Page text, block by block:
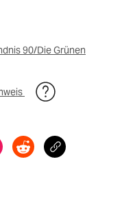
90/Die Grünen